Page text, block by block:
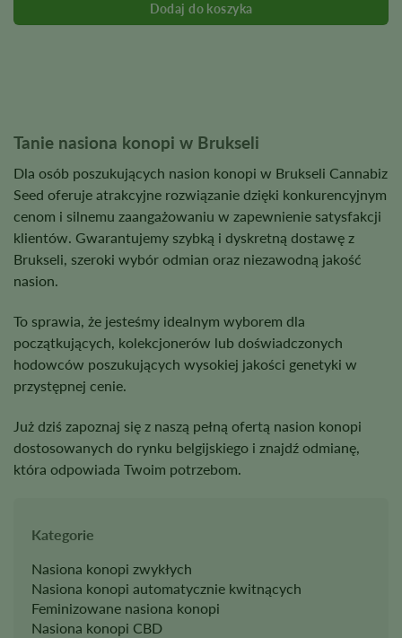
stronie
Tanie nasiona konopi w Brukseli
Dla osób poszukujących nasion konopi w Brukseli Cannabiz
Seed oferuje atrakcyjne rozwiązanie dzięki konkurencyjnym
cenom i silnemu zaangażowaniu w zapewnienie satysfakcji
klientów. Gwarantujemy szybką i dyskretną dostawę z
Brukseli, szeroki wybór odmian oraz niezawodną jakość
nasion.
To sprawia, że jesteśmy idealnym wyborem dla
początkujących, kolekcjonerów lub doświadczonych
hodowców poszukujących wysokiej jakości genetyki w
przystępnej cenie.
Już dziś zapoznaj się z naszą pełną ofertą nasion konopi
dostosowanych do rynku belgijskiego i znajdź odmianę,
która odpowiada Twoim potrzebom.
Kategorie
Nasiona konopi zwykłych
Nasiona konopi automatycznie kwitnących
Feminizowane nasiona konopi
Nasiona konopi CBD